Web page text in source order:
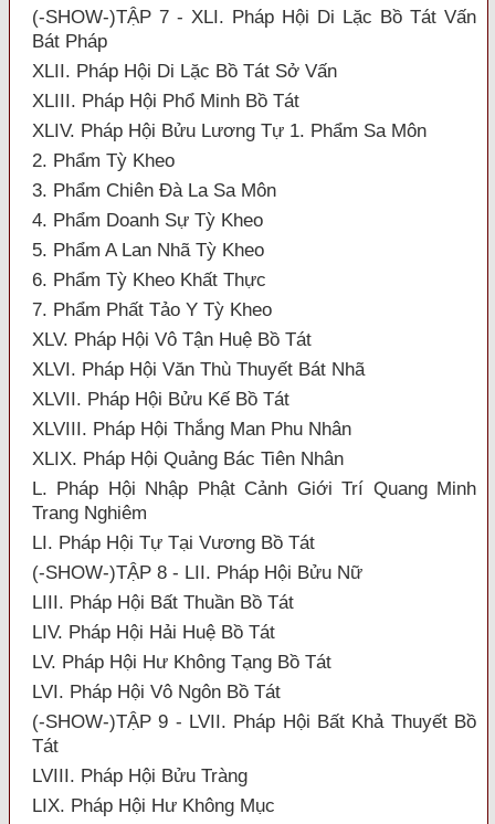
(-SHOW-)TẬP 7 - XLI. Pháp Hội Di Lặc Bồ Tát Vấn
Bát Pháp
XLII. Pháp Hội Di Lặc Bồ Tát Sở Vấn
XLIII. Pháp Hội Phổ Minh Bồ Tát
XLIV. Pháp Hội Bửu Lương Tự 1. Phẩm Sa Môn
2. Phẩm Tỳ Kheo
3. Phẩm Chiên Đà La Sa Môn
4. Phẩm Doanh Sự Tỳ Kheo
5. Phẩm A Lan Nhã Tỳ Kheo
6. Phẩm Tỳ Kheo Khất Thực
7. Phẩm Phất Tảo Y Tỳ Kheo
XLV. Pháp Hội Vô Tận Huệ Bồ Tát
XLVI. Pháp Hội Văn Thù Thuyết Bát Nhã
XLVII. Pháp Hội Bửu Kế Bồ Tát
XLVIII. Pháp Hội Thắng Man Phu Nhân
XLIX. Pháp Hội Quảng Bác Tiên Nhân
L. Pháp Hội Nhập Phật Cảnh Giới Trí Quang Minh
Trang Nghiêm
LI. Pháp Hội Tự Tại Vương Bồ Tát
(-SHOW-)TẬP 8 - LII. Pháp Hội Bửu Nữ
LIII. Pháp Hội Bất Thuần Bồ Tát
LIV. Pháp Hội Hải Huệ Bồ Tát
LV. Pháp Hội Hư Không Tạng Bồ Tát
LVI. Pháp Hội Vô Ngôn Bồ Tát
(-SHOW-)TẬP 9 - LVII. Pháp Hội Bất Khả Thuyết Bồ
Tát
LVIII. Pháp Hội Bửu Tràng
LIX. Pháp Hội Hư Không Mục